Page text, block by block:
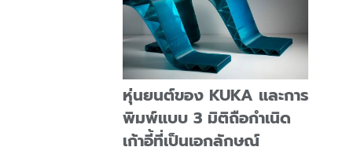
หุ่นยนต์ของ KUKA และการ
พิมพ์แบบ 3 มิติถือกำเนิด
เก้าอี้ที่เป็นเอกลักษณ์